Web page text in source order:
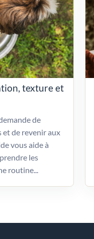
texture et
de
et de revenir aux
vous aide à
les
routine...